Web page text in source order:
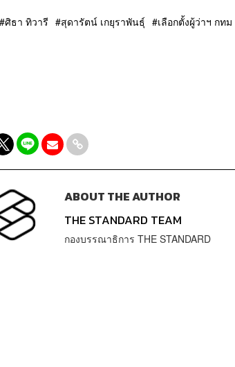
ศิธา ทิวารี สุดารัตน์ เกยุราพันธุ์ เลือกตั้งผู้ว่าฯ กทม
ABOUT THE AUTHOR
THE STANDARD TEAM
กองบรรณาธิการ THE STANDARD